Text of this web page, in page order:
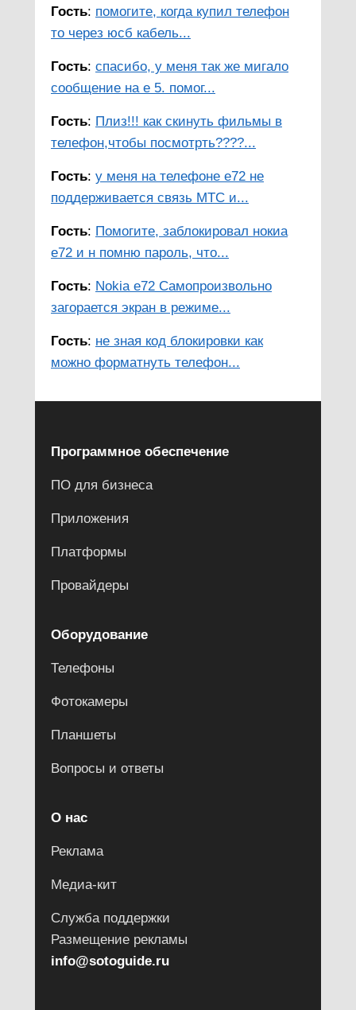
Гость: помогите, когда купил телефон
то через юсб кабель...
Гость: спасибо, у меня так же мигало
сообщение на е 5. помог...
Гость: Плиз!!! как скинуть фильмы в
телефон,чтобы посмотрть????...
Гость: у меня на телефоне е72 не
поддерживается связь МТС и...
Гость: Помогите, заблокировал нокиа
е72 и н помню пароль, что...
Гость: Nokia e72 Самопроизвольно
загорается экран в режиме...
Гость: не зная код блокировки как
можно форматнуть телефон...
Программное обеспечение
ПО для бизнеса
Приложения
Платформы
Провайдеры
Оборудование
Телефоны
Фотокамеры
Планшеты
Вопросы и ответы
О нас
Реклама
Медиа-кит
Служба поддержки
Размещение рекламы
info@sotoguide.ru